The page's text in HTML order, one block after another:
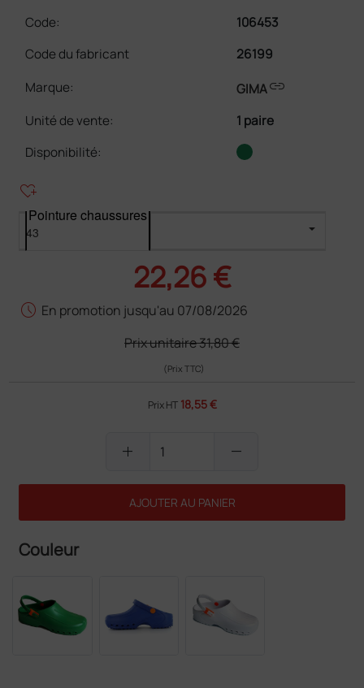
Code:
106453
Code du fabricant
26199
Marque:
GIMAlink
Unité de vente:
1 paire
Disponibilité:
heart_plus
Pointure chaussures
22,26 €
schedule En promotion jusqu'au 07/08/2026
Prix unitaire31,80 €
(Prix TTC)
Prix HT 18,55 €
add remove
AJOUTER AU PANIER
Couleur